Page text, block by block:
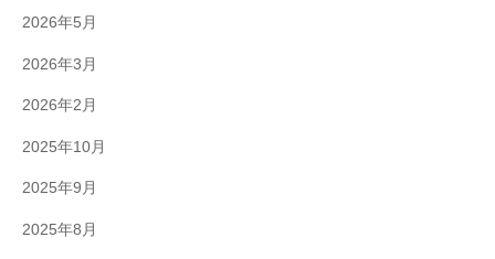
2026年5月
2026年3月
2026年2月
2025年10月
2025年9月
2025年8月